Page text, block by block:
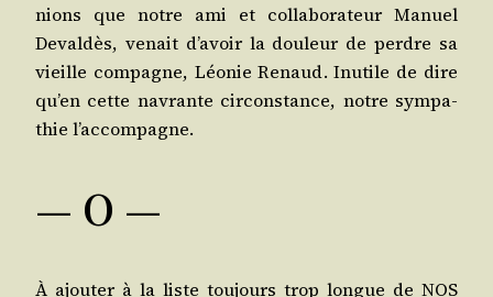
nions que notre ami et col­la­bo­ra­teur Manuel
Deval­dès, venait d’a­voir la dou­leur de perdre sa
vieille com­pagne, Léo­nie Renaud. Inutile de dire
qu’en cette navrante cir­cons­tance, notre sym­pa­
thie l’accompagne.
— O —
À ajou­ter à la liste tou­jours trop longue de NOS